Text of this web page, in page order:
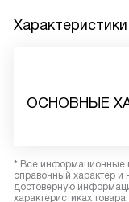
Характеристики
ОСНОВНЫЕ
* Все информационные
справочный характер и
достоверную
характеристиках